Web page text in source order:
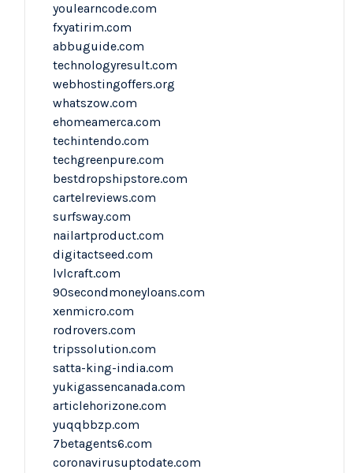
youlearncode.com
fxyatirim.com
abbuguide.com
technologyresult.com
webhostingoffers.org
whatszow.com
ehomeamerca.com
techintendo.com
techgreenpure.com
bestdropshipstore.com
cartelreviews.com
surfsway.com
nailartproduct.com
digitactseed.com
lvlcraft.com
90secondmoneyloans.com
xenmicro.com
rodrovers.com
tripssolution.com
satta-king-india.com
yukigassencanada.com
articlehorizone.com
yuqqbbzp.com
7betagents6.com
coronavirusuptodate.com